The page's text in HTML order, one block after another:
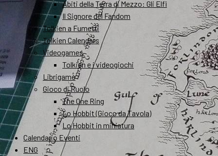
Abiti della Terra di Mezzo: Gli Elfi
Il Signore del Fandom
Tolkien a Fumetti
Tolkien Calendars
Videogames
Tolkien e i videogiochi
Librigame
Gioco di Ruolo
The One Ring
Lo Hobbit (Gioco da Tavola)
Lo Hobbit in miniatura
Calendario Eventi
ENG